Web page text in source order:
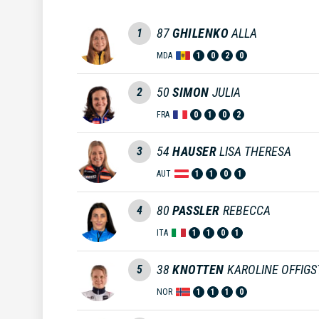
1 87GHILENKO ALLA
MDA 1 0 2 0
2 50 SIMON JULIA
FRA 0 1 0 2
3 54 HAUSERLISA THERESA
AUT 1 1 0 1
4 80 PASSLER REBECCA
ITA 1 1 0 1
5 38KNOTTEN KAROLINE
NOR 1 1 1 0